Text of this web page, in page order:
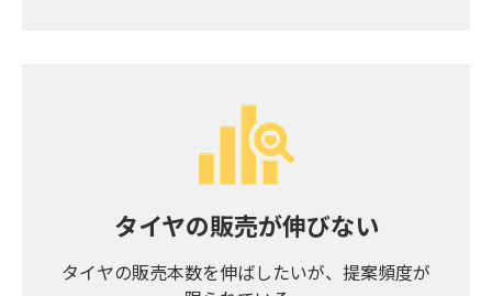
タイヤの販売が伸びない
タイヤの販売本数を伸ばしたいが、提案頻度が